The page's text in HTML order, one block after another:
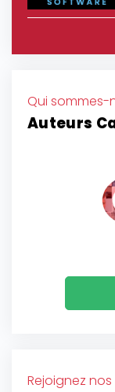
Qui sommes-
Auteurs
Rejoignez